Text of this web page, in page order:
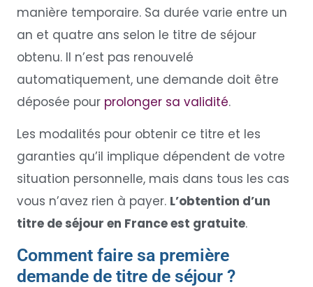
manière temporaire. Sa durée varie entre un
an et quatre ans selon le titre de séjour
obtenu. Il n’est pas renouvelé
automatiquement, une demande doit être
déposée pour prolonger sa validité.
Les modalités pour obtenir ce titre et les
garanties qu’il implique dépendent de votre
situation personnelle, mais dans tous les cas
vous n’avez rien à payer. L’obtention d’un
titre de séjour en France est gratuite.
Comment faire sa première
demande de titre de séjour ?